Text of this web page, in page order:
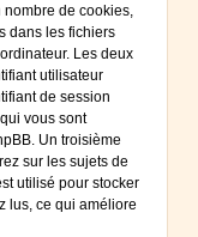
de cookies,
dans les fichiers
Les deux
utilisateur
de session
vous sont
Un troisième
sur les sujets de
utilisé pour stocker
lus, ce qui améliore